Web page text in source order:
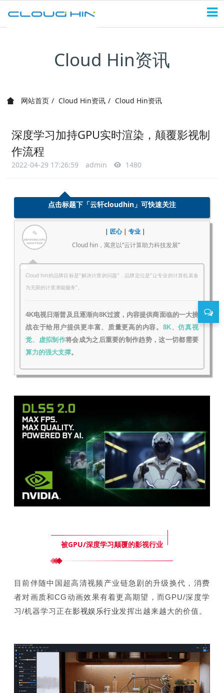
Cloud Hin资讯
网站首页 Cloud Hin资讯 Cloud Hin资讯
深度学习加持GPU实时渲染，颠覆影视制
作流程
2022-04-29 17:26:59 admin 1480
点击标题下「云轩cloudhin 」可快速关注
| 匠心 | 专业 |
Cloud hin，寓意以“云计算助力科技发展”
Cloud hin的品牌目标是“解决计算的问题”，品牌定位是“让专业的计算机装备
为无限的计算潜能服务”。
4K电视日渐普及且逐渐向8K过渡，内容提供商面临的一大挑
战在于给用户提供更丰富、质量更高的内容。 8K、仿真视
觉、虚拟制作将会成为之后重要的制作趋势，这一切都需要
算力的强大支撑。
被GPU/深度学习颠覆的影视行业
目前伴随中国超高清视频产业链急剧的升级换代，消费
者对画质和CG动画效果有着更高期望， 而GPU/深度学
习/机器学习正在影视娱乐行业发挥出越来越大的价值。